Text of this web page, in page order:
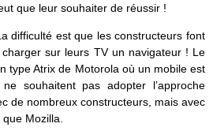
que leur souhaiter de réussir !
difficulté est que les constructeurs font
sur leurs TV un navigateur ! Le
type Atrix de Motorola où un mobile est
souhaitent pas adopter l’approche
de nombreux constructeurs, mais avec
Mozilla.